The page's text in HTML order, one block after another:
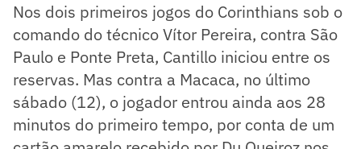
Nos dois primeiros jogos do Corinthians sob o
comando do técnico Vítor Pereira, contra São
Paulo e Ponte Preta, Cantillo iniciou entre os
reservas. Mas contra a Macaca, no último
sábado (12), o jogador entrou ainda aos 28
minutos do primeiro tempo, por conta de um